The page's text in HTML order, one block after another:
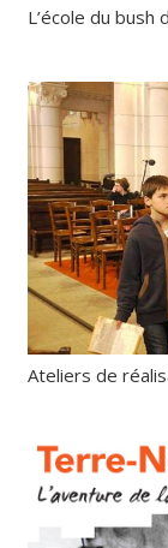
L’école du bush
Ateliers de